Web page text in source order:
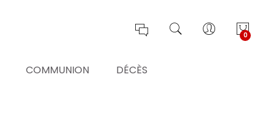
0
COMMUNION DÉCÈS